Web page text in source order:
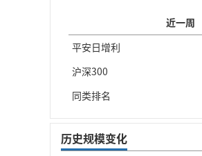
近一周
平安日增利
沪深300
同类排名
历史规模变化